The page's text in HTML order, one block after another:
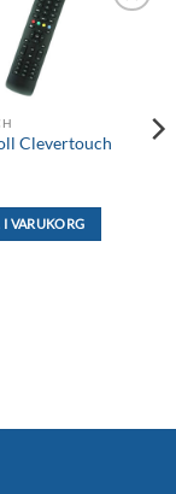
Clevertouch
I VARUKORG